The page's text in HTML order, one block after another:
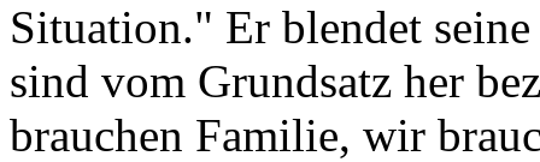
Situation." Er blendet
sind vom Grundsatz her
brauchen Familie, wir